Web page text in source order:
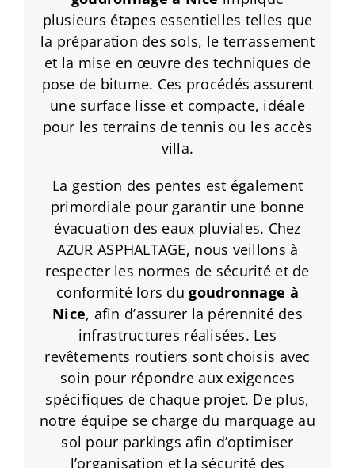
plusieurs étapes essentielles telles que
la préparation des sols, le terrassement
et la mise en œuvre des techniques de
pose de bitume. Ces procédés assurent
une surface lisse et compacte, idéale
pour les terrains de tennis ou les accès
villa.
La gestion des pentes est également
primordiale pour garantir une bonne
évacuation des eaux pluviales. Chez
AZUR ASPHALTAGE, nous veillons à
respecter les normes de sécurité et de
conformité lors dugoudronnage à
Nice, afin d’assurer la pérennité des
infrastructures réalisées. Les
revêtements routiers sont choisis avec
soin pour répondre aux exigences
spécifiques de chaque projet. De plus,
notre équipe se charge du marquage au
sol pour parkings afin d’optimiser
l’organisation et la sécurité des